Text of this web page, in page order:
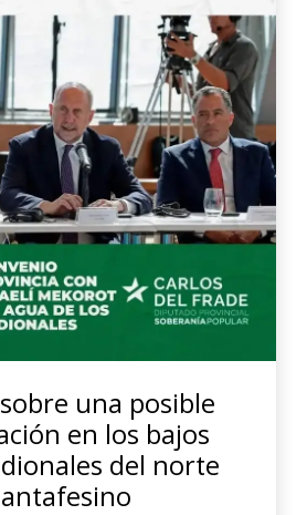
una posible
en los bajos
del norte